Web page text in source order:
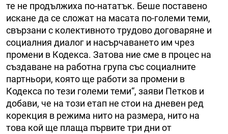
те не продължиха по-нататък. Беше поставено
искане да се сложат на масата по-големи теми,
свързани с колективното трудово договаряне и
социалния диалог и насърчаването им чрез
промени в Кодекса. Затова ние сме в процес на
създаване на работна група със социалните
партньори, която ще работи за промени в
Кодекса по тези големи теми“, заяви Петков и
добави, че на този етап не стои на дневен ред
корекция в режима нито на размера, нито на
това кой ще плаща първите три дни от